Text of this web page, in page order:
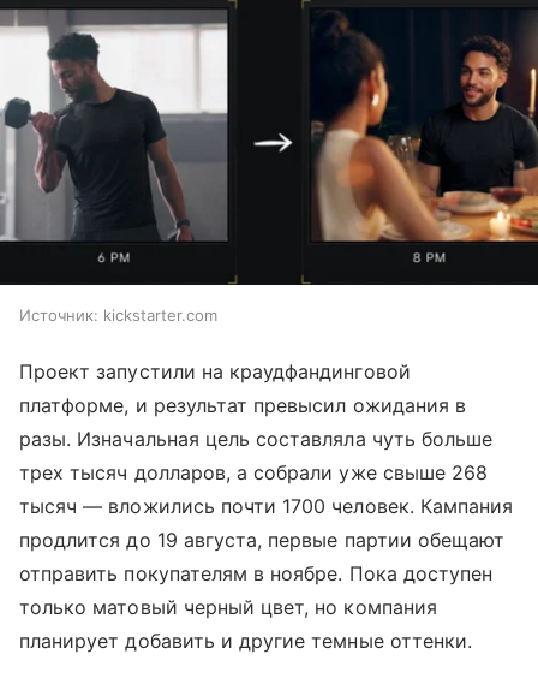
Источник: kickstarter.com
Проект запустили на краудфандинговой
платформе, и результат превысил ожидания в
разы. Изначальная цель составляла чуть больше
трех тысяч долларов, а собрали уже свыше 268
тысяч — вложились почти 1700 человек. Кампания
продлится до 19 августа, первые партии обещают
отправить покупателям в ноябре. Пока доступен
только матовый черный цвет, но компания
планирует добавить и другие темные оттенки.